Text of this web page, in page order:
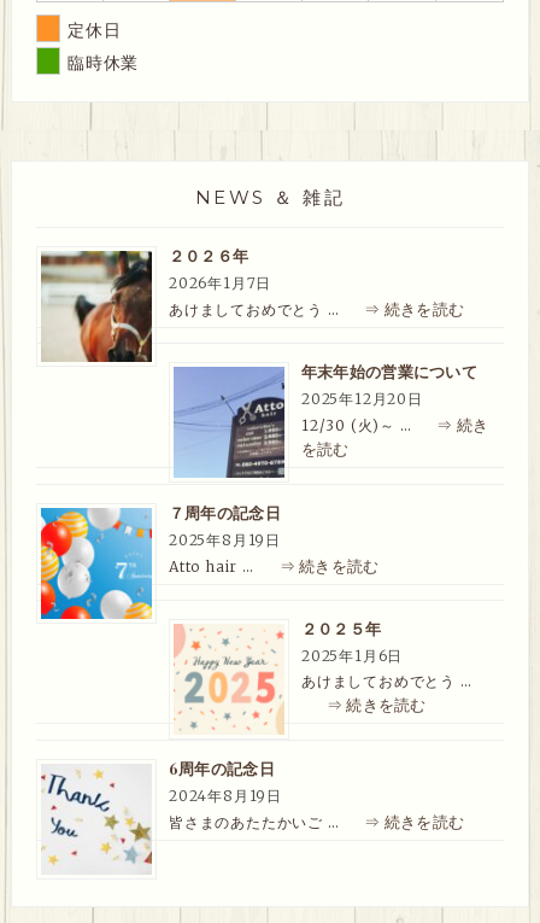
定休日
臨時休業
NEWS ＆ 雑記
２０２６年
2026年1月7日
あけましておめでとう …
⇒ 続きを読む
年末年始の営業について
2025年12月20日
12/30 (火)～ …
⇒ 続き
を読む
７周年の記念日
2025年8月19日
Atto hair …
⇒ 続きを読む
２０２５年
2025年1月6日
あけましておめでとう …
⇒ 続きを読む
6周年の記念日
2024年8月19日
皆さまのあたたかいご …
⇒ 続きを読む